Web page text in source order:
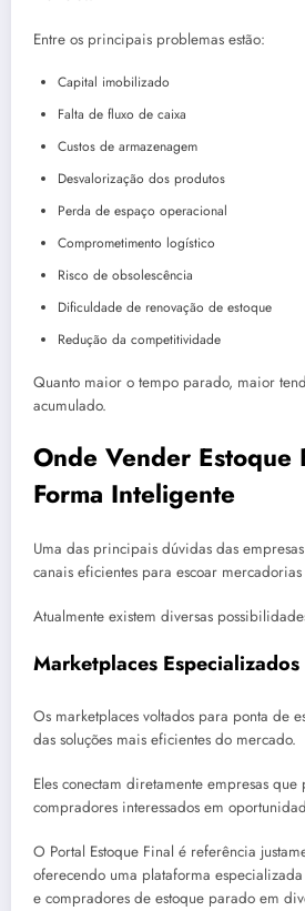
Entre os principais problemas estão:
Capital imobilizado
Falta de fluxo de caixa
Custos de armazenagem
Desvalorização dos produtos
Perda de espaço operacional
Comprometimento logístico
Risco de obsolescência
Dificuldade de renovação de estoque
Redução da competitividade
Quanto maior o tempo parado, maior
acumulado.
Onde Vender Estoque
Forma Inteligente
Uma das principais dúvidas das
canais eficientes para escoar
Atualmente existem diversas
Marketplaces Especializados
Os marketplaces voltados para ponta de
das soluções mais eficientes do mercado.
Eles conectam diretamente empresas
compradores interessados em
O Portal Estoque Final é referência
oferecendo uma plataforma
e compradores de estoque parado em